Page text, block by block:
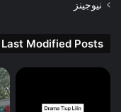
نيوجينز
Last Modified Posts